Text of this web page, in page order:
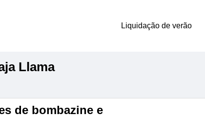
Liquidação de verão
Llama
de bombazine e